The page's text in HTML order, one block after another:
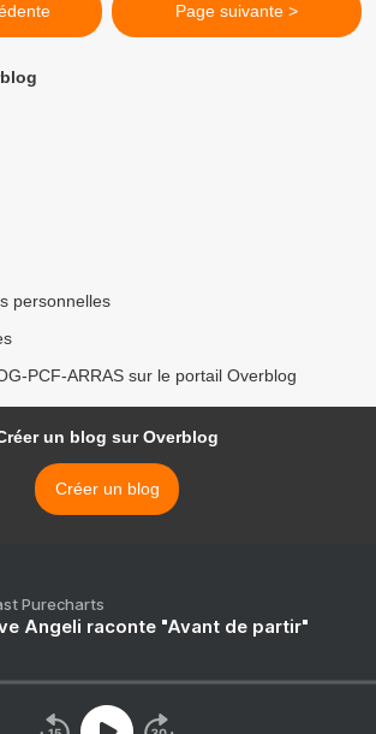
Page suivante >
personnelles
PCF-ARRAS sur le portail Overblog
un blog sur Overblog
Créer un blog
Purecharts
Angeli raconte "Avant de partir"